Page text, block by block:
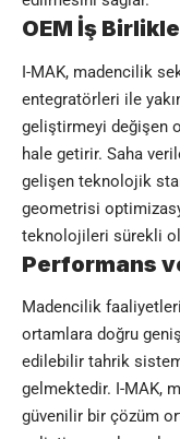
OEM İş
I-MAK, madencilik
entegratörleri ile
geliştirmeyi değişen
hale getirir. Saha
gelişen teknolojik
geometrisi
teknolojileri sürekli
Performans
Madencilik
ortamlara doğru
edilebilir tahrik
gelmektedir. I-MAK,
güvenilir bir çözüm